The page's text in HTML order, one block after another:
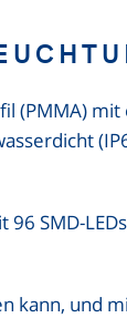
96 SMD-
kann, und